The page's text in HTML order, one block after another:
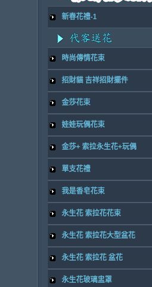
新春花禮-1
時尚傳情花束
招財貓 吉祥招財擺件
金莎花束
娃娃玩偶花束
金莎+ 索拉永生花+玩偶
單支花禮
我是香皂花束
永生花 索拉花花束
永生花 索拉花大型盆花
永生花 索拉花 盆花
永生花玻璃盅罩